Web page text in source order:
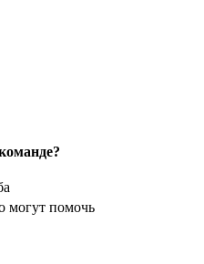
могут помочь